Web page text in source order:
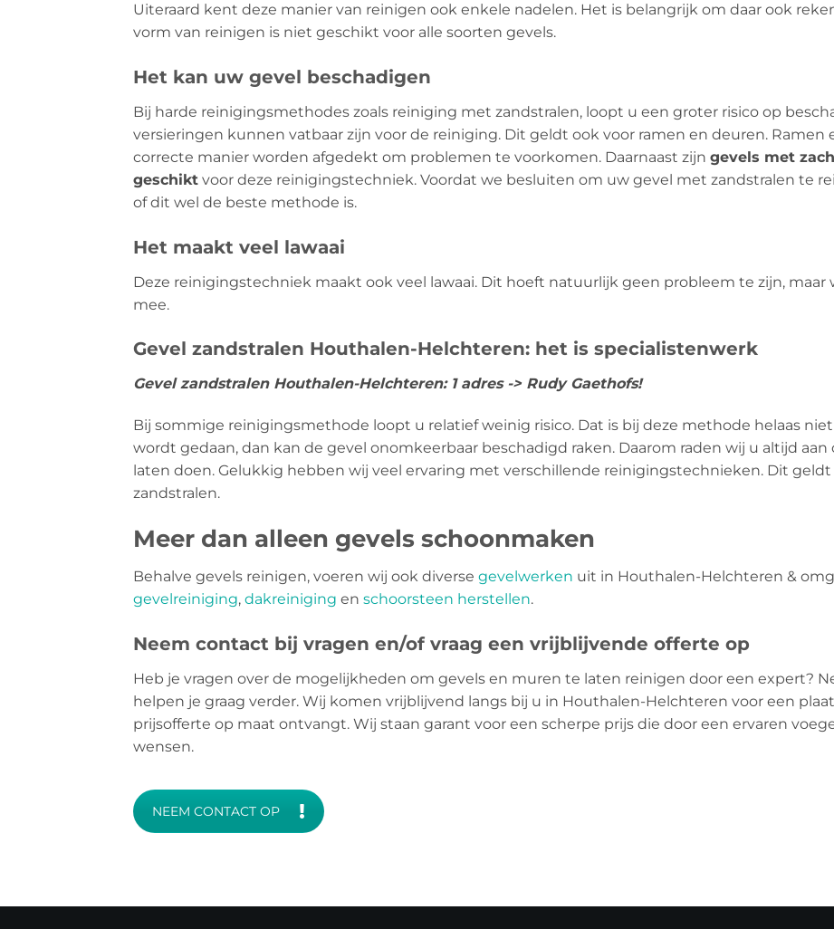
Uiteraard kent deze manier van reinigen ook enkele nadelen. Het is belangrijk om daar ook
vorm van reinigen is niet geschikt voor alle soorten gevels.
Het kan uw gevel beschadigen
Bij harde reinigingsmethodes zoals reiniging met zandstralen, loopt u een groter risico op
versieringen kunnen vatbaar zijn voor de reiniging. Dit geldt ook voor ramen en deuren.
correcte manier worden afgedekt om problemen te voorkomen. Daarnaast zijn gevels met
geschikt voor deze reinigingstechniek. Voordat we besluiten om uw gevel met zandstralen te
of dit wel de beste methode is.
Het maakt veel lawaai
Deze reinigingstechniek maakt ook veel lawaai. Dit hoeft natuurlijk geen probleem te zijn, maar
mee.
Gevel zandstralen Houthalen-Helchteren: het is specialistenwerk
Gevel zandstralen Houthalen-Helchteren: 1 adres -> Rudy Gaethofs!
Bij sommige reinigingsmethode loopt u relatief weinig risico. Dat is bij deze methode helaas
wordt gedaan, dan kan de gevel onomkeerbaar beschadigd raken. Daarom raden wij u altijd
laten doen. Gelukkig hebben wij veel ervaring met verschillende reinigingstechnieken. Dit
zandstralen.
Meer dan alleen gevels schoonmaken
Behalve gevels reinigen, voeren wij ook diverse gevelwerken uit in Houthalen-Helchteren &
gevelreiniging, dakreiniging en schoorsteen herstellen.
Neem contact bij vragen en/of vraag een vrijblijvende offerte op
Heb je vragen over de mogelijkheden om gevels en muren te laten reinigen door een expert?
helpen je graag verder. Wij komen vrijblijvend langs bij u in Houthalen-Helchteren voor een
prijsofferte op maat ontvangt. Wij staan garant voor een scherpe prijs die door een ervaren
wensen.
NEEM CONTACT OP